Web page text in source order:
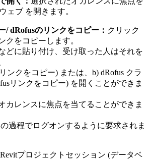
ェブ を開きます。
/ dRofusのリンクをコピー： クリック
クをコピーします。
どに貼り付け、受け取った人はそれを
ンクをコピー) または、b) dRofus クラ
リンクをコピー) を開くことができま
カレンスに焦点を当てることができま
過程でログオンするように要求されま
Revitプロジェクトセッション (データベ